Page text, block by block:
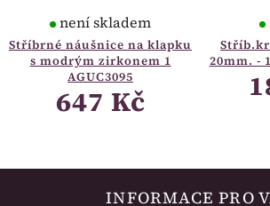
Stříbrné náušnice na klapku
s modrým zirkonem 1
AGUC3095
není skladem
647 Kč
20mm. -
INFORMACE PRO